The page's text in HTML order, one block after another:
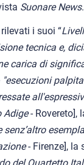
Suonare News.
i suoi “
tecnica e,
carica di
"esecuzioni
Adige- Rovereto],
- Firenze], la